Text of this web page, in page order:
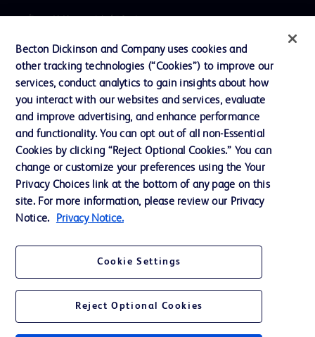
プレスリリース / お知らせ
インクルージョン、ダイバー
シティ ＆ エクイティ
投資家向け情報（英語）
会社案内
お問い合わせ
Cookie Preferences
プライバシーポリシー
© 2026 BD. All rights reserved. BD and the BD Logo are trademarks of
Becton Dickinson and Company uses cookies and
other tracking technologies (“Cookies”) to improve our
services, conduct analytics to gain insights about how
you interact with our websites and services, evaluate
and improve advertising, and enhance performance
and functionality. You can opt out of all non-Essential
Cookies by clicking “Reject Optional Cookies.” You can
change or customize your preferences using the Your
Privacy Choices link at the bottom of any page on this
site. For more information, please review our Privacy
Notice.
Privacy Notice.
Cookie Settings
Reject Optional Cookies